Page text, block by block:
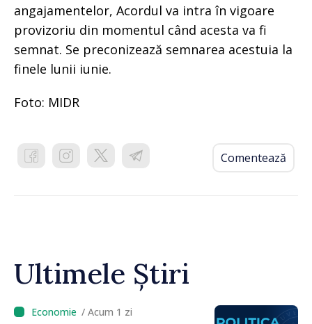
angajamentelor, Acordul va intra în vigoare
provizoriu din momentul când acesta va fi
semnat. Se preconizează semnarea acestuia la
finele lunii iunie.
Foto: MIDR
Comentează
Ultimele Știri
/ Acum 1 zi